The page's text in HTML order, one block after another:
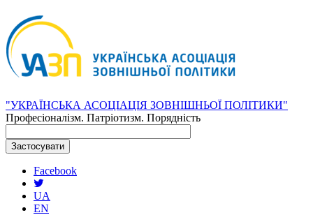
"УКРАЇНСЬКА АСОЦІАЦІЯ ЗОВНІШНЬОЇ ПОЛІТИКИ"
Професіоналізм. Патріотизм. Порядність
Facebook
UA
EN